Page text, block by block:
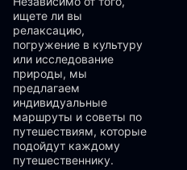
ищете ли вы
релаксацию,
погружение в культуру
или исследование
природы, мы
предлагаем
индивидуальные
маршруты и советы по
путешествиям, которые
подойдут каждому
путешественнику.